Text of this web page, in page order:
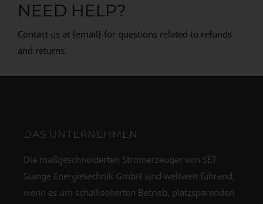
NEED HELP?
Contact us at {email} for questions related to refunds
and returns.
DAS UNTERNEHMEN
Die maßgeschneiderten Stromerzeuger von SET
Stange Energietechnik GmbH sind weltweit führend,
wenn es um schallisolierten Betrieb, platzsparenden